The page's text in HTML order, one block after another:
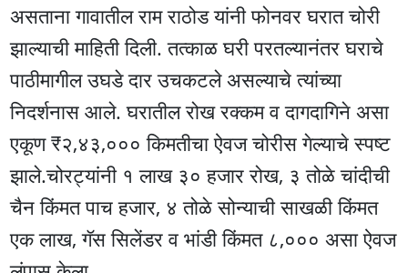
असताना गावातील राम राठोड यांनी फोनवर घरात चोरी
झाल्याची माहिती दिली. तत्काळ घरी परतल्यानंतर घराचे
पाठीमागील उघडे दार उचकटले असल्याचे त्यांच्या
निदर्शनास आले. घरातील रोख रक्कम व दागदागिने असा
एकूण ₹२,४३,००० किमतीचा ऐवज चोरीस गेल्याचे स्पष्ट
झाले.चोरट्यांनी १ लाख ३० हजार रोख, ३ तोळे चांदीची
चैन किंमत पाच हजार, ४ तोळे सोन्याची साखळी किंमत
एक लाख, गॅस सिलेंडर व भांडी किंमत ८,००० असा ऐवज